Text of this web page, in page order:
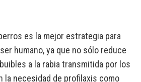
es la mejor estrategia para
humano, ya que no sólo reduce
a la rabia transmitida por los
la necesidad de profilaxis como